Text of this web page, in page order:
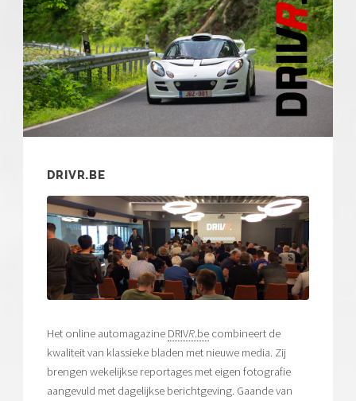
DRIVR.BE
Het online automagazine DRIVR.becombineert de
kwaliteit van klassieke bladen met nieuwe media. Zij
brengen wekelijkse reportages met eigen fotografie
aangevuld met dagelijkse berichtgeving. Gaande van